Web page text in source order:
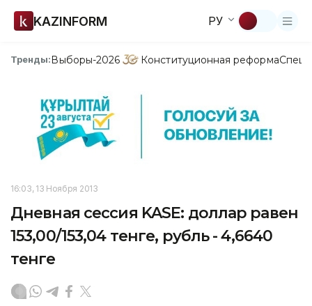
KAZINFORM РУ
Тренды:Выборы-2026 Конституционная реформа
16:03, 13 Ноября 2013
Дневная сессия KASE: доллар равен
153,00/153,04 тенге, рубль - 4,6640
тенге